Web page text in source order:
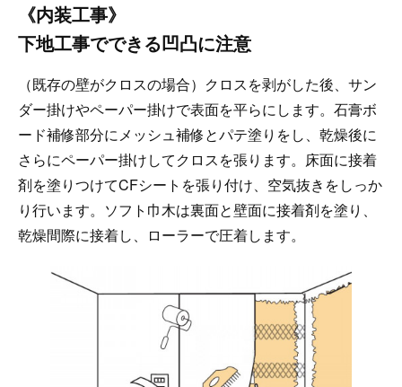
《内装工事》
下地工事でできる凹凸に注意
（既存の壁がクロスの場合）クロスを剥がした後、サン
ダー掛けやペーパー掛けで表面を平らにします。石膏ボ
ード補修部分にメッシュ補修とパテ塗りをし、乾燥後に
さらにペーパー掛けしてクロスを張ります。床面に接着
剤を塗りつけてCFシートを張り付け、空気抜きをしっか
り行います。ソフト巾木は裏面と壁面に接着剤を塗り、
乾燥間際に接着し、ローラーで圧着します。